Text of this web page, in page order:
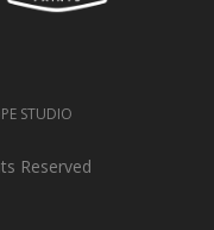
STUDIO
Reserved